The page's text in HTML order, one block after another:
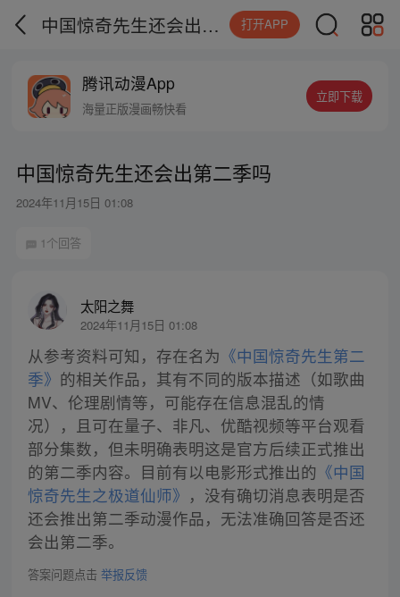
中国惊奇先生还会出第二季吗 打开APP
腾讯动漫App
海量正版漫画畅快看
立即下载
中国惊奇先生还会出第二季吗
2024年11月15日 01:08
1个回答
太阳之舞
2024年11月15日 01:08
从参考资料可知，存在名为 《中国惊奇先生第二
季》 的相关作品，其有不同的版本描述（如歌曲
MV、伦理剧情等，可能存在信息混乱的情
况），且可在量子、非凡、优酷视频等平台观看
部分集数，但未明确表明这是官方后续正式推出
的第二季内容。目前有以电影形式推出的 《中国
惊奇先生之极道仙师》 ，没有确切消息表明是否
还会推出第二季动漫作品，无法准确回答是否还
会出第二季。
答案问题点击 举报反馈